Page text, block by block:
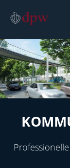
Produkte
Beratung